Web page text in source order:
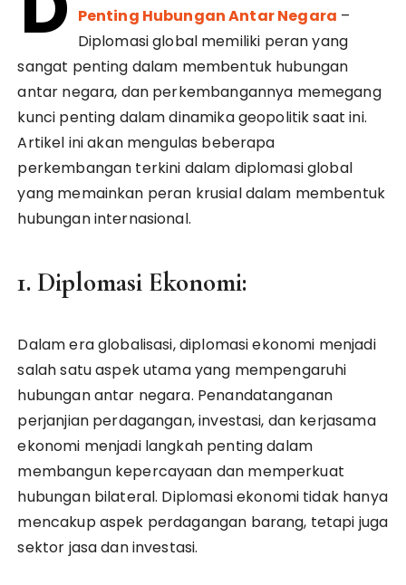
Penting Hubungan Antar Negara –
Diplomasi global memiliki peran yang
sangat penting dalam membentuk hubungan
antar negara, dan perkembangannya memegang
kunci penting dalam dinamika geopolitik saat ini.
Artikel ini akan mengulas beberapa
perkembangan terkini dalam diplomasi global
yang memainkan peran krusial dalam membentuk
hubungan internasional.
1. Diplomasi Ekonomi:
Dalam era globalisasi, diplomasi ekonomi menjadi
salah satu aspek utama yang mempengaruhi
hubungan antar negara. Penandatanganan
perjanjian perdagangan, investasi, dan kerjasama
ekonomi menjadi langkah penting dalam
membangun kepercayaan dan memperkuat
hubungan bilateral. Diplomasi ekonomi tidak hanya
mencakup aspek perdagangan barang, tetapi juga
sektor jasa dan investasi.